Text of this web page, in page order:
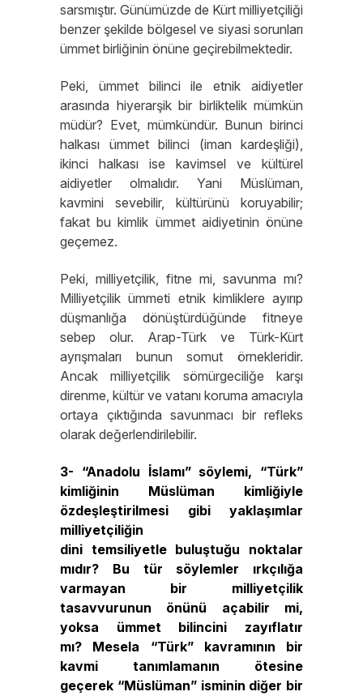
sarsmıştır. Günümüzde de Kürt milliyetçiliği
benzer şekilde bölgesel ve siyasi sorunları
ümmet birliğinin önüne geçirebilmektedir.
Peki, ümmet bilinci ile etnik aidiyetler
arasında hiyerarşik bir birliktelik mümkün
müdür? Evet, mümkündür. Bunun birinci
halkası ümmet bilinci (iman kardeşliği),
ikinci halkası ise kavimsel ve kültürel
aidiyetler olmalıdır. Yani Müslüman,
kavmini sevebilir, kültürünü koruyabilir;
fakat bu kimlik ümmet aidiyetinin önüne
geçemez.
Peki, milliyetçilik, fitne mi, savunma mı?
Milliyetçilik ümmeti etnik kimliklere ayırıp
düşmanlığa dönüştürdüğünde fitneye
sebep olur. Arap-Türk ve Türk-Kürt
ayrışmaları bunun somut örnekleridir.
Ancak milliyetçilik sömürgeciliğe karşı
direnme, kültür ve vatanı koruma amacıyla
ortaya çıktığında savunmacı bir refleks
olarak değerlendirilebilir.
3- “Anadolu İslamı” söylemi, “Türk”
kimliğinin Müslüman kimliğiyle
özdeşleştirilmesi gibi yaklaşımlar
milliyetçiliğin
dini temsiliyetle buluştuğu noktalar
mıdır? Bu tür söylemler ırkçılığa
varmayan bir milliyetçilik
tasavvurunun önünü açabilir mi,
yoksa ümmet bilincini zayıflatır
mı? Mesela “Türk” kavramının bir
kavmi tanımlamanın ötesine
geçerek “Müslüman” isminin diğer bir